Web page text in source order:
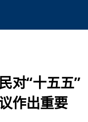
对“十五五”
作出重要